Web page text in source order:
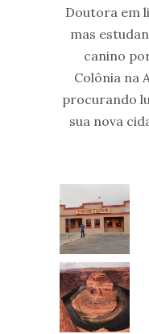
Doutora em
mas
canino
Colônia na
procurando
sua nova